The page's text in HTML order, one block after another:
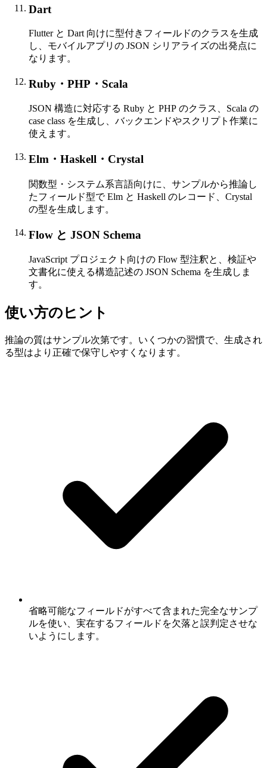
Dart
Flutter と Dart 向けに型付きフィールドのクラスを生成
し、モバイルアプリの JSON シリアライズの出発点に
なります。
Ruby・PHP・Scala
JSON 構造に対応する Ruby と PHP のクラス、Scala の
case class を生成し、バックエンドやスクリプト作業に
使えます。
Elm・Haskell・Crystal
関数型・システム系言語向けに、サンプルから推論し
たフィールド型で Elm と Haskell のレコード、Crystal
の型を生成します。
Flow と JSON Schema
JavaScript プロジェクト向けの Flow 型注釈と、検証や
文書化に使える構造記述の JSON Schema を生成しま
す。
使い方のヒント
推論の質はサンプル次第です。いくつかの習慣で、生成され
る型はより正確で保守しやすくなります。
省略可能なフィールドがすべて含まれた完全なサンプ
ルを使い、実在するフィールドを欠落と誤判定させな
いようにします。